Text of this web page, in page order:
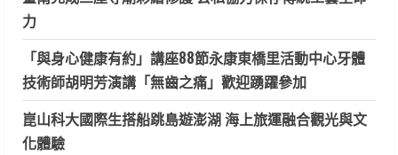
力
「與身心健康有約」講座88節永康東橋里活動中心牙體
技術師胡明芳演講「無齒之痛」歡迎踴躍參加
崑山科大國際生搭船跳島遊澎湖 海上旅運融合觀光與文
化體驗